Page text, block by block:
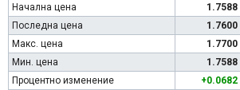
Начална цена
1.7588
Последна цена
1.7600
Макс. цена
1.7700
Мин. цена
1.7588
Процентно изменение
+0.0682